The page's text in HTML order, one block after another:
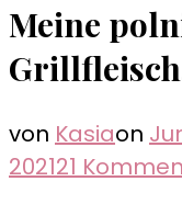
Meine
von Kasiaon
202121